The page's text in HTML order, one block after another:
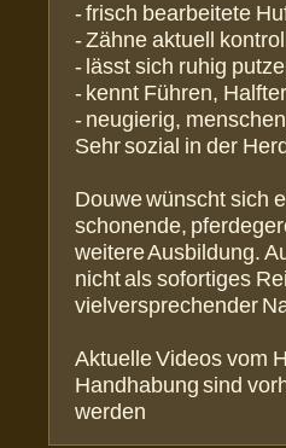
- frisch bearbeitete
- Zähne aktuell
- lässt sich ruhig
- kennt Führen,
- neugierig,
Sehr sozial in der
Douwe wünscht sich
schonende,
weitere Ausbildung.
nicht als sofortiges
vielversprechender
Aktuelle Videos vom
Handhabung sind
werden